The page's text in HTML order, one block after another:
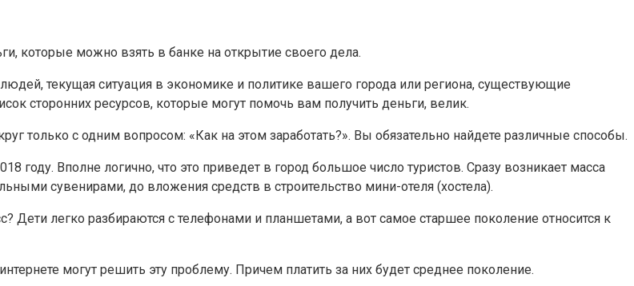
которые можно взять в банке на открытие своего дела.
текущая ситуация в экономике и политике вашего города или региона, существующие
сторонних ресурсов, которые могут помочь вам получить деньги, велик.
только с одним вопросом: «Как на этом заработать?». Вы обязательно найдете различные способы.
году. Вполне логично, что это приведет в город большое число туристов. Сразу возникает масса
сувенирами, до вложения средств в строительство мини-отеля (хостела).
Дети легко разбираются с телефонами и планшетами, а вот самое старшее поколение относится к
могут решить эту проблему. Причем платить за них будет среднее поколение.